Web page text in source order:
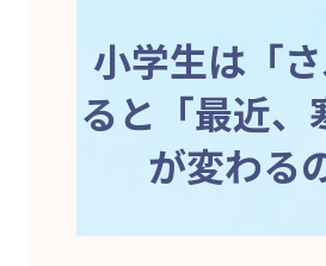
小学生は「
ると「最近
が変わる